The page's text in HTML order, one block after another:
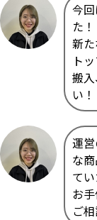
今
た！
新
ト
搬
い！
運
な
て
お
ご